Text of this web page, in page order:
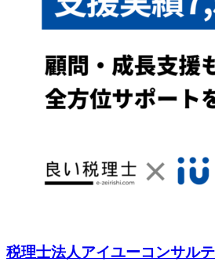
税理士法人アイユーコンサル